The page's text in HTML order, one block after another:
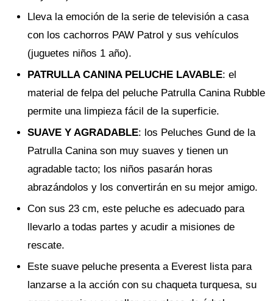
Lleva la emoción de la serie de televisión a casa
con los cachorros PAW Patrol y sus vehículos
(juguetes niños 1 año).
PATRULLA CANINA PELUCHE LAVABLE: el
material de felpa del peluche Patrulla Canina Rubble
permite una limpieza fácil de la superficie.
SUAVE Y AGRADABLE: los Peluches Gund de la
Patrulla Canina son muy suaves y tienen un
agradable tacto; los niños pasarán horas
abrazándolos y los convertirán en su mejor amigo.
Con sus 23 cm, este peluche es adecuado para
llevarlo a todas partes y acudir a misiones de
rescate.
Este suave peluche presenta a Everest lista para
lanzarse a la acción con su chaqueta turquesa, su